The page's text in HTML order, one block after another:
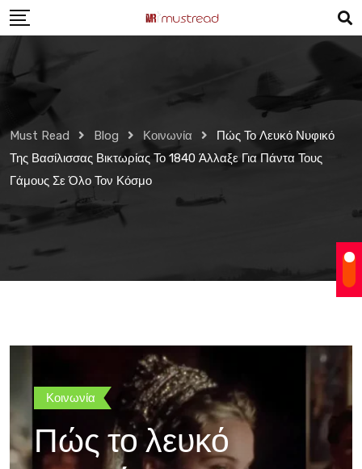
Skip
to
Must Read Blog Κοινωνία
Πώς Το Λευκό Νυφικό
Της Βασίλισσας Βικτωρίας Το 1840 Άλλαξε Για Πάντα Τους
Γάμους Σε Όλο Τον Κόσμο
Κοινωνία
Πώς το λευκό